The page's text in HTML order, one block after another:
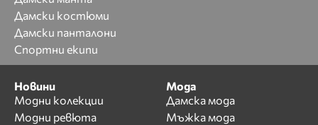
Дамски костюми
Дамски панталони
Спортни екипи
Новини
Модни колекции
Модни ревюта
Мода
Дамска мода
Мъжка мода